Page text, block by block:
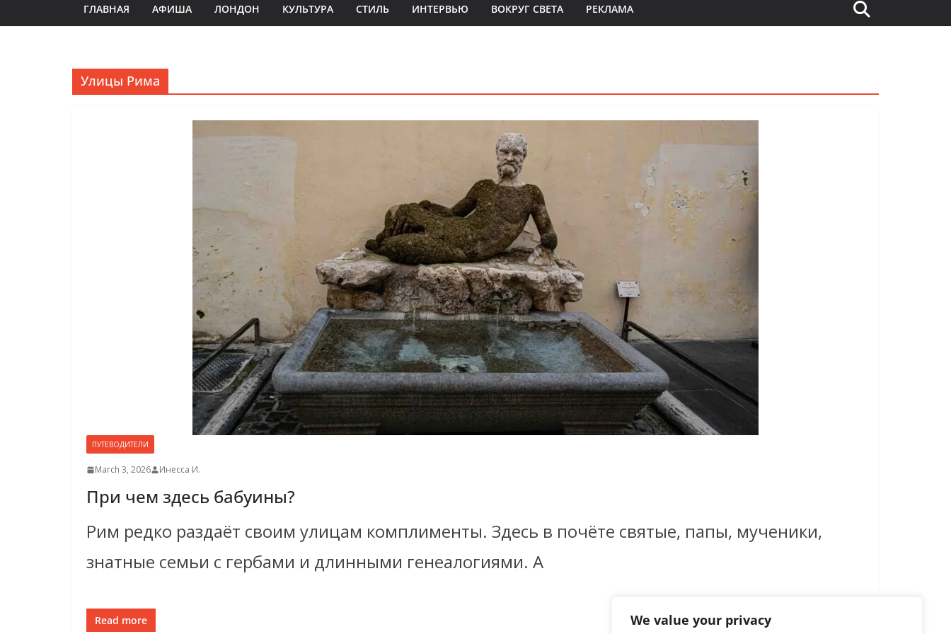
We value your privacy
ГЛАВНАЯ АФИША ЛОНДОН КУЛЬТУРА СТИЛЬ ИНТЕРВЬЮ ВОКРУГ СВЕТА РЕКЛАМА
Улицы Рима
ПУТЕВОДИТЕЛИ
March 3, 2026 Инесса И.
При чем здесь бабуины?
Рим редко раздаёт своим улицам комплименты. Здесь в почёте святые, папы, мученики,
знатные семьи с гербами и длинными генеалогиями. А
Read more